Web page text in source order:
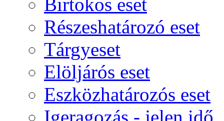
Birtokos eset
Részeshatározó eset
Tárgyeset
Elöljárós eset
Eszközhatározós eset